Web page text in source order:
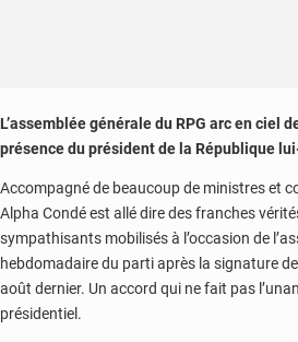
L’assemblée générale du RPG arc en ciel
présence du président de la République
Accompagné de beaucoup de ministres et
Alpha Condé est allé dire des franches
sympathisants mobilisés à l’occasion de
hebdomadaire du parti après la signature
août dernier. Un accord qui ne fait pas
présidentiel.